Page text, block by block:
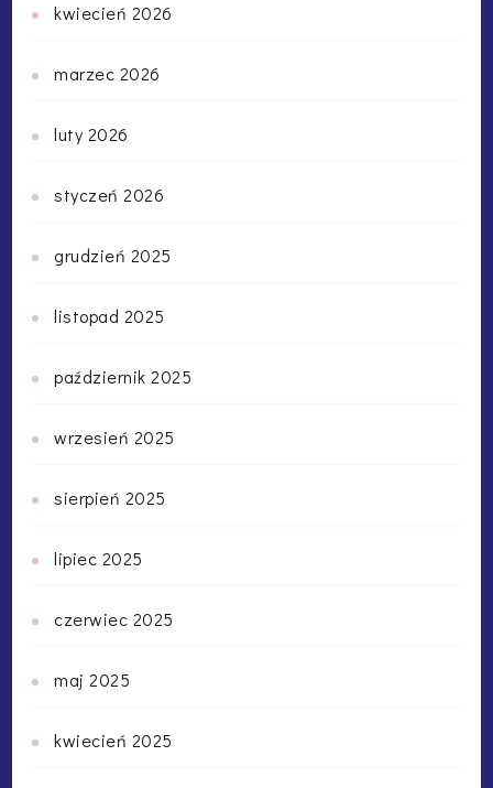
kwiecień 2026
marzec 2026
luty 2026
styczeń 2026
grudzień 2025
listopad 2025
październik 2025
wrzesień 2025
sierpień 2025
lipiec 2025
czerwiec 2025
maj 2025
kwiecień 2025